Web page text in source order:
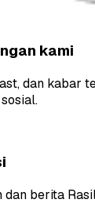
kami
dan kabar
dan berita